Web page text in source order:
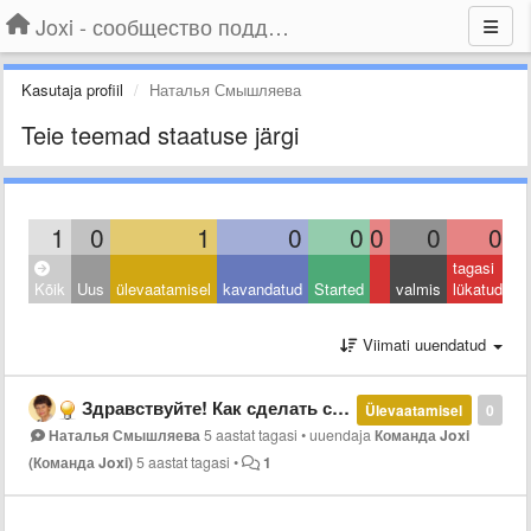
Joxi - сообщество поддержки
Kasutaja profiil Наталья Смышляева
Teie teemad staatuse järgi
1 0 1 0 0 0 0 0
Kõik Uus ülevaatamisel kavandatud Started valmis
tagasi
lükatud
Viimati uuendatud
0
Ülevaatamisel
Здравствуйте! Как сделать скриншот нескольких страниц, а не только фрагмента экрана?
Наталья Смышляева5 aastat tagasi •uuendajaКоманда Joxi
(Команда Joxi)5 aastat tagasi • 1